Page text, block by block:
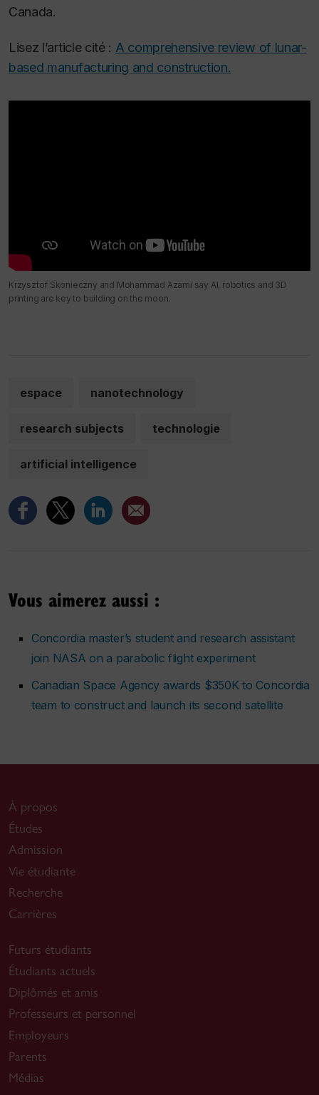
Canada.
Lisez l’article cité : A comprehensive review of lunar-
based manufacturing and construction.
Krzysztof Skonieczny and Mohammad Azami say AI, robotics and 3D
printing are key to building on the moon.
espace nanotechnology
research subjects technologie
artificial intelligence
Vous aimerez aussi :
Concordia master’s student and research assistant
join NASA on a parabolic flight experiment
Canadian Space Agency awards $350K to Concordia
team to construct and launch its second satellite
À propos
Études
Admission
Vie étudiante
Recherche
Carrières
Futurs étudiants
Étudiants actuels
Diplômés et amis
Professeurs et personnel
Employeurs
Parents
Médias